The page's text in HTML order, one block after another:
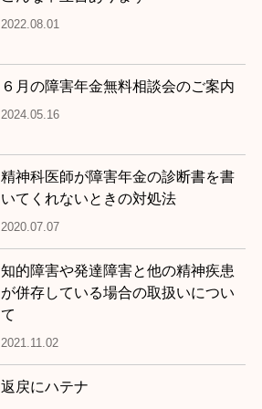
2022.08.01
６月の障害年金無料相談会のご案内
2024.05.16
精神科医師が障害年金の診断書を書
いてくれないときの対処法
2020.07.07
知的障害や発達障害と他の精神疾患
が併存している場合の取扱いについ
て
2021.11.02
返戻にハテナ